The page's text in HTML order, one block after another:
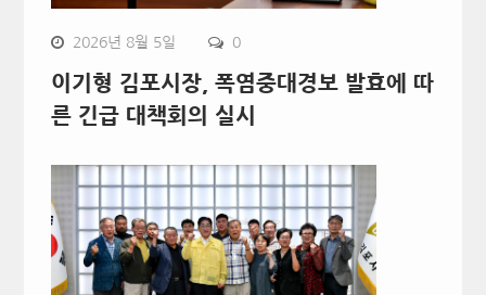
2026년 8월 5일 0
이기형 김포시장, 폭염중대경보 발효에 따
른 긴급 대책회의 실시